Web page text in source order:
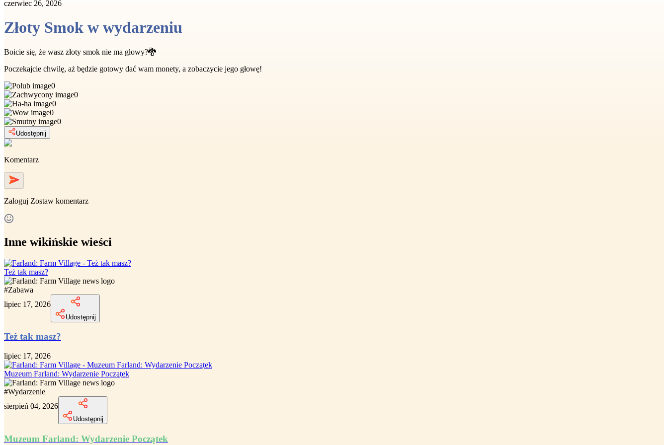
czerwiec 26, 2026
Złoty Smok w wydarzeniu
Boicie się, że wasz złoty smok nie ma głowy?🐉
Poczekajcie chwilę, aż będzie gotowy dać wam monety, a zobaczycie jego głowę!
0
0
0
0
0
Udostępnij
Komentarz
Zaloguj Zostaw komentarz
Inne wikińskie wieści
Też tak masz?
#Zabawa
lipiec 17, 2026
Udostępnij
Też tak masz?
lipiec 17, 2026
Muzeum Farland: Wydarzenie Początek
#Wydarzenie
sierpień 04, 2026
Udostępnij
Muzeum Farland: Wydarzenie Początek